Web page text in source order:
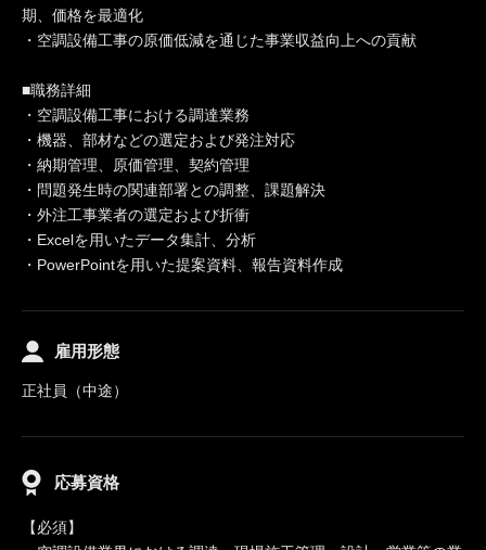
期、価格を最適化
・空調設備工事の原価低減を通じた事業収益向上への貢献
■職務詳細
・空調設備工事における調達業務
・機器、部材などの選定および発注対応
・納期管理、原価管理、契約管理
・問題発生時の関連部署との調整、課題解決
・外注工事業者の選定および折衝
・Excelを用いたデータ集計、分析
・PowerPointを用いた提案資料、報告資料作成
雇用形態
正社員（中途）
応募資格
【必須】